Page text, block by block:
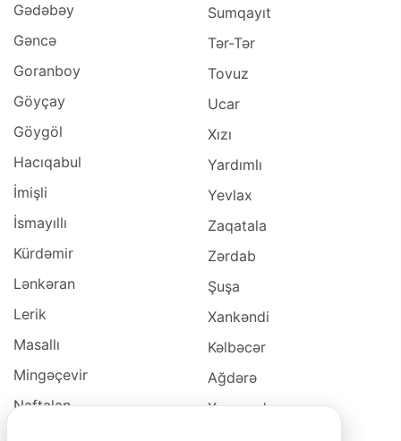
Gədəbəy
Gəncə
Goranboy
Göyçay
Göygöl
Hacıqabul
İmişli
İsmayıllı
Kürdəmir
Lənkəran
Lerik
Masallı
Mingəçevir
Naftalan
Sumqayıt
Tər-Tər
Tovuz
Ucar
Xızı
Yardımlı
Yevlax
Zaqatala
Zərdab
Şuşa
Xankəndi
Kəlbəcər
Ağdərə
Xocavəd